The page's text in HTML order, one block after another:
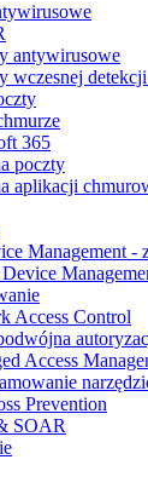
antywirusowe
wczesnej
365
poczty
aplikacji
Management -
Access Control
Access
Prevention
SOAR